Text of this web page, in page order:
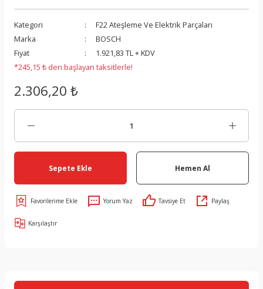
Kategori
F22 Ateşleme Ve Elektrik Parçaları
Marka
BOSCH
Fiyat
1.921,83 TL + KDV
*245,15 ₺ den başlayan taksitlerle!
2.306,20 ₺
Sepete Ekle Hemen Al
Yorum Yaz Tavsiye Et Paylaş
Karşılaştır